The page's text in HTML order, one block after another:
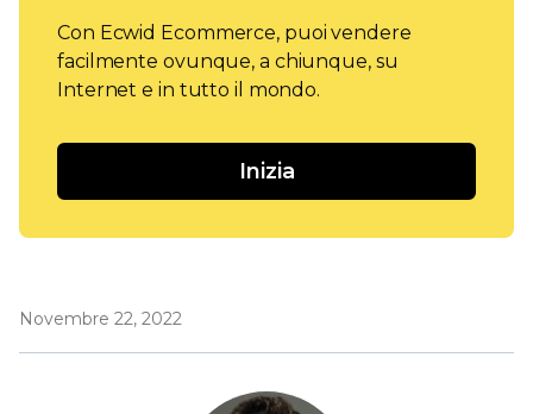
Con Ecwid Ecommerce, puoi vendere
facilmente ovunque, a chiunque, su
Internet e in tutto il mondo.
Inizia
Novembre 22, 2022